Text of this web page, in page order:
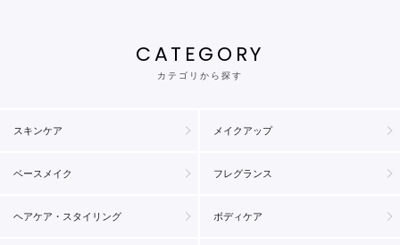
CATEGORY
カテゴリから探す
スキンケア メイクアップ
ベースメイク フレグランス
ヘアケア・スタイリング ボディケア